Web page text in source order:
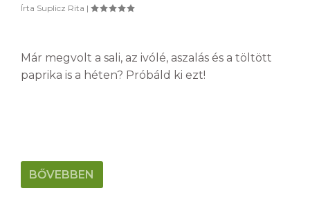
Írta Suplicz Rita |
Már megvolt a sali, az ivólé, aszalás és a töltött
paprika is a héten? Próbáld ki ezt!
BŐVEBBEN